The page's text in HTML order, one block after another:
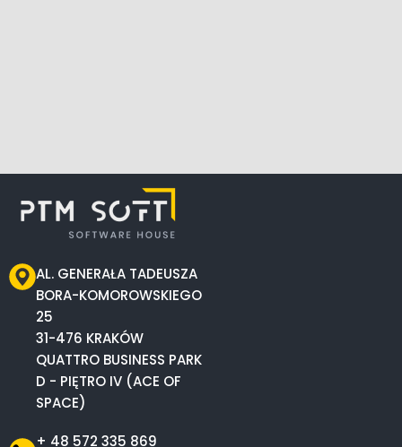
AL. GENERAŁA TADEUSZA
BORA-KOMOROWSKIEGO
25
31-476 KRAKÓW
QUATTRO BUSINESS PARK
D - PIĘTRO IV (ACE OF
SPACE)
+ 48 572 335 869